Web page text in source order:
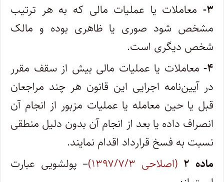
۳- معاملات یا عملیات مالی که به هر ترتیب
مشخص شود صوری یا ظاهری بوده و مالک
شخص دیگری است.
۴- معاملات یا عملیات مالی بیش از سقف مقرر
در آیین‌نامه اجرایی این قانون هر چند مراجعان
قبل یا حین معامله یا عملیات مزبور از انجام آن
انصراف داده یا بعد از انجام آن بدون دلیل منطقی
نسبت به فسخ قرارداد اقدام نمایند.
ماده ۲
(اصلاحی ۱۳۹۷/۷/۳)
– پولشویی عبارت